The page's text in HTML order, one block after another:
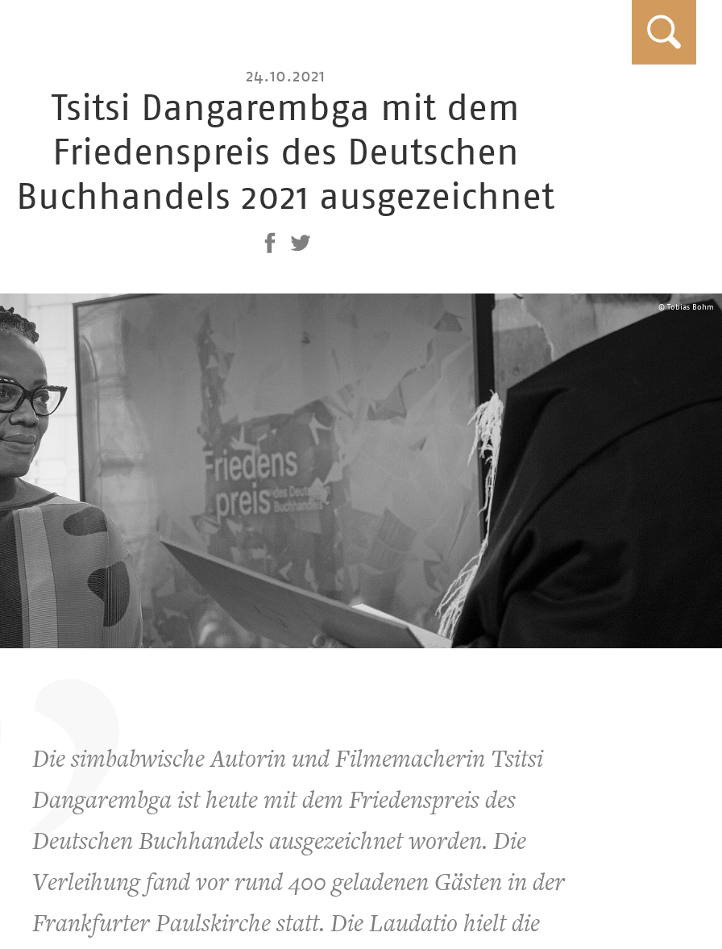
24.10.2021
Tsitsi Dangarembga mit dem
Friedenspreis des Deutschen
Buchhandels 2021 ausgezeichnet
© Tobias Bohm
Die simbabwische Autorin und Filmemacherin Tsitsi
Dangarembga ist heute mit dem Friedenspreis des
Deutschen Buchhandels ausgezeichnet worden. Die
Verleihung fand vor rund 400 geladenen Gästen in der
Frankfurter Paulskirche statt. Die Laudatio hielt die